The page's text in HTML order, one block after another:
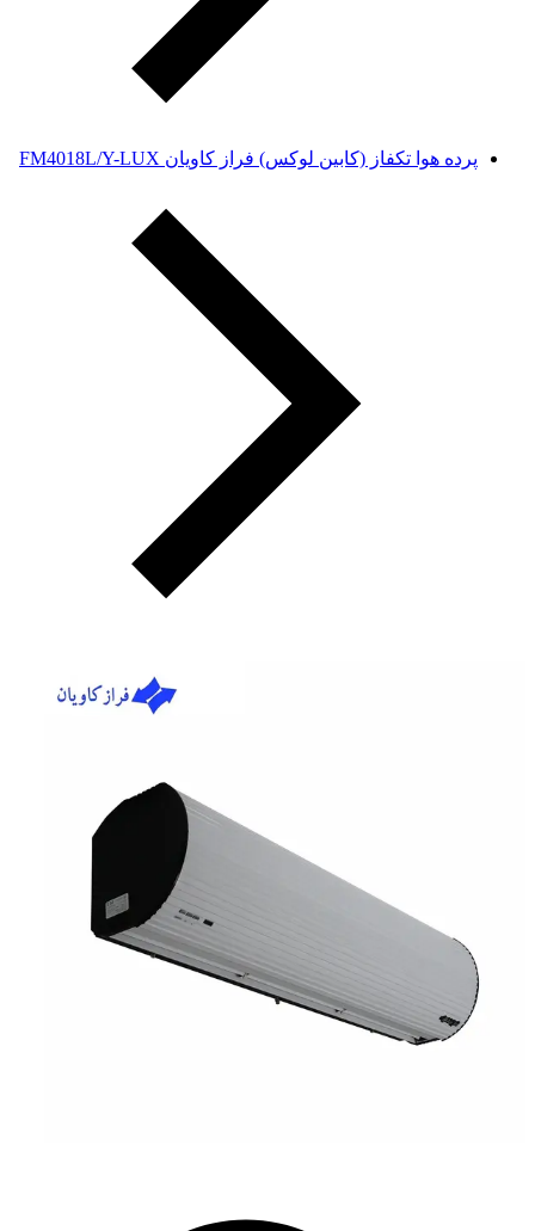
پرده هوا تکفاز (کابین لوکس) فراز کاویان FM4018L/Y-LUX